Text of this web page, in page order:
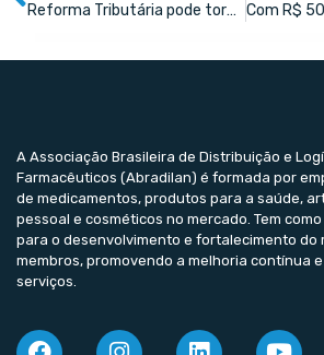
Reforma Tributária pode tornar Brasil hub global de logística farmacêutica
A Associação Brasileira de Distribuição e
Farmacêuticos (Abradilan) é formada por
de medicamentos, produtos para a saúde,
pessoal e cosméticos no mercado. Tem
para o desenvolvimento e fortalecimento do
membros, promovendo a melhoria contínua
serviços.